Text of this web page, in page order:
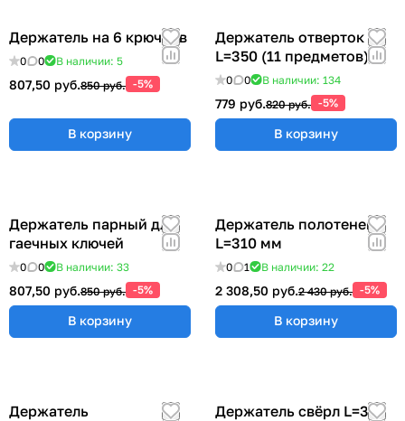
Держатель на 6 крючков
0 0 В наличии: 5
807,50 руб.850 руб. -5%
В корзину
Держатель отверток
L=350 (11 предметов)
0 0 В наличии: 134
779 руб.820 руб. -5%
В корзину
Держатель парный для
гаечных ключей
0 0 В наличии: 33
807,50 руб.850 руб. -5%
В корзину
Держатель полотенец
L=310 мм
0 1 В наличии: 22
2 308,50 руб.2 430 руб. -5%
В корзину
Держатель
Держатель свёрл L=315